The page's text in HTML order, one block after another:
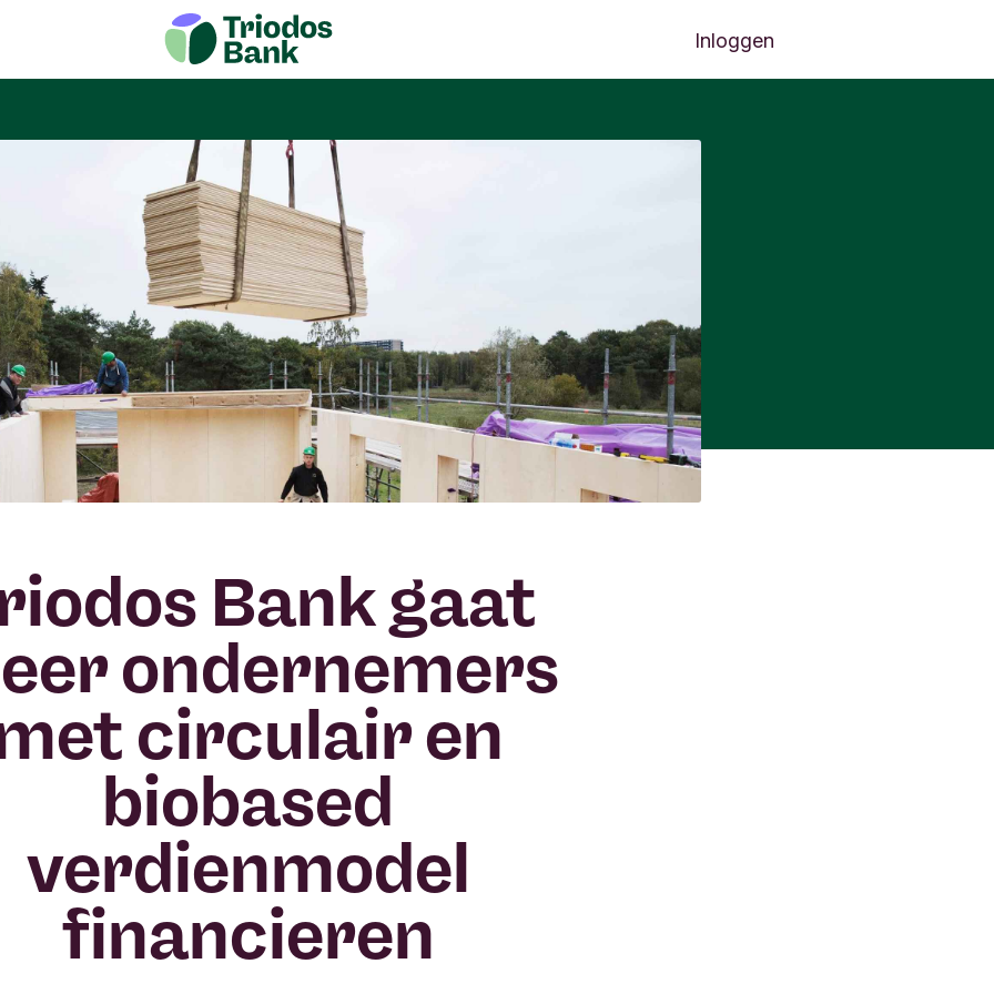
Inloggen
Bank gaat
ondernemers
circulair en
biobased
verdienmodel
financieren